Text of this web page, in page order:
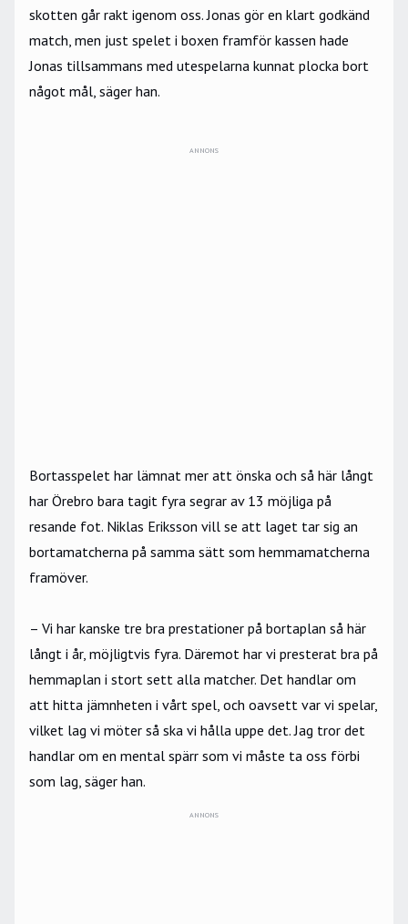
skotten går rakt igenom oss. Jonas gör en klart godkänd
match, men just spelet i boxen framför kassen hade
Jonas tillsammans med utespelarna kunnat plocka bort
något mål, säger han.
ANNONS
Bortasspelet har lämnat mer att önska och så här långt
har Örebro bara tagit fyra segrar av 13 möjliga på
resande fot. Niklas Eriksson vill se att laget tar sig an
bortamatcherna på samma sätt som hemmamatcherna
framöver.
– Vi har kanske tre bra prestationer på bortaplan så här
långt i år, möjligtvis fyra. Däremot har vi presterat bra på
hemmaplan i stort sett alla matcher. Det handlar om
att hitta jämnheten i vårt spel, och oavsett var vi spelar,
vilket lag vi möter så ska vi hålla uppe det. Jag tror det
handlar om en mental spärr som vi måste ta oss förbi
som lag, säger han.
ANNONS